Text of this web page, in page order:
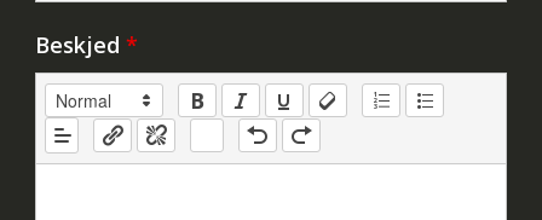
Beskjed *